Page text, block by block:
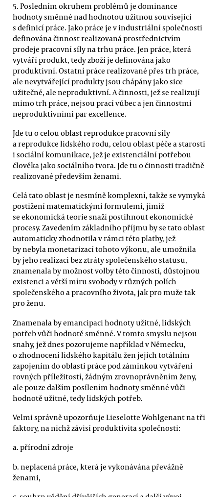
5. Posledním okruhem problémů je dominance
hodnoty směnné nad hodnotou užitnou související
s definicí práce. Jako práce je v industriální společnosti
definována činnost realizovaná prostřednictvím
prodeje pracovní síly na trhu práce. Jen práce, která
vytváří produkt, tedy zboží je definována jako
produktivní. Ostatní práce realizované přes trh práce,
ale nevytvářející produkty jsou chápány jako sice
užitečné, ale neproduktivní. A činnosti, jež se realizují
mimo trh práce, nejsou prací vůbec a jen činnostmi
neproduktivními par excellence.
Jde tu o celou oblast reprodukce pracovní síly
a reprodukce lidského rodu, celou oblast péče a starosti
i sociální komunikace, jež je existenciální potřebou
člověka jako sociálního tvora. Jde tu o činnosti tradičně
realizované především ženami.
Celá tato oblast je nesmíně komplexní, takže se vymyká
postižení matematickými formulemi, jimiž
se ekonomická teorie snaží postihnout ekonomické
procesy. Zavedením základního příjmu by se tato oblast
automaticky zhodnotila v rámci této platby, jež
by nebyla monetarizací tohoto výkonu, ale umožnila
by jeho realizaci bez ztráty společenského statusu,
znamenala by možnost volby této činnosti, důstojnou
existenci a větší míru svobody v různých polích
společenského a pracovního života, jak pro muže tak
pro ženu.
Znamenala by emancipaci hodnoty užitné, lidských
potřeb vůči hodnotě směnné. V tomto smyslu nejsou
snahy, jež dnes pozorujeme například v Německu,
o zhodnocení lidského kapitálu žen jejich totálním
zapojením do oblasti práce pod záminkou vytváření
rovných příležitostí, žádným zrovnoprávněním ženy,
ale pouze dalším posílením hodnoty směnné vůči
hodnotě užitné, tedy lidských potřeb.
Velmi správně upozorňuje Lieselotte Wohlgenant na tři
faktory, na nichž závisí produktivita společnosti:
a. přírodní zdroje
b. neplacená práce, která je vykonávána převážně
ženami,